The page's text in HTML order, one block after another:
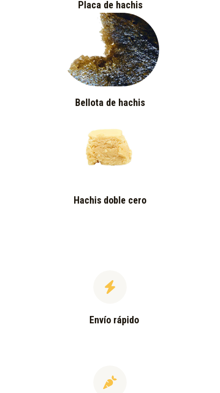
Placa de hachis
Bellota de hachis
Hachis doble cero
Envío rápido